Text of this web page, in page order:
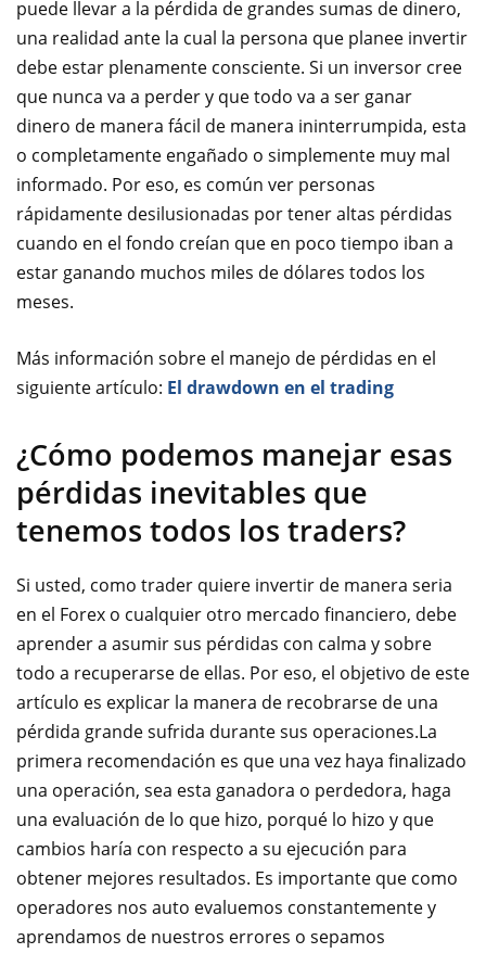
puede llevar a la pérdida de grandes sumas de dinero,
una realidad ante la cual la persona que planee invertir
debe estar plenamente consciente. Si un inversor cree
que nunca va a perder y que todo va a ser ganar
dinero de manera fácil de manera ininterrumpida, esta
o completamente engañado o simplemente muy mal
informado. Por eso, es común ver personas
rápidamente desilusionadas por tener altas pérdidas
cuando en el fondo creían que en poco tiempo iban a
estar ganando muchos miles de dólares todos los
meses.
Más información sobre el manejo de pérdidas en el
siguiente artículo: El drawdown en el trading
¿Cómo podemos manejar esas
pérdidas inevitables que
tenemos todos los traders?
Si usted, como trader quiere invertir de manera seria
en el Forex o cualquier otro mercado financiero, debe
aprender a asumir sus pérdidas con calma y sobre
todo a recuperarse de ellas. Por eso, el objetivo de este
artículo es explicar la manera de recobrarse de una
pérdida grande sufrida durante sus operaciones.La
primera recomendación es que una vez haya finalizado
una operación, sea esta ganadora o perdedora, haga
una evaluación de lo que hizo, porqué lo hizo y que
cambios haría con respecto a su ejecución para
obtener mejores resultados. Es importante que como
operadores nos auto evaluemos constantemente y
aprendamos de nuestros errores o sepamos